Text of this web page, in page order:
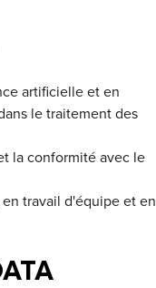
artificielle et en
le traitement des
la conformité avec le
travail d'équipe et en